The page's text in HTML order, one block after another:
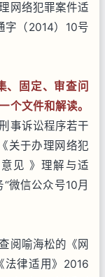
网络犯罪案件适
字（2014）10号
、固定、审查问
个文件和解读。
事诉讼程序若干
关于办理网络犯
见 》理解与适
微信公众号10月
阅喻海松的《网
法律适用》2016